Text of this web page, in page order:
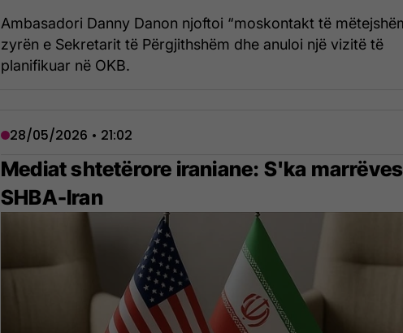
Ambasadori Danny Danon njoftoi “moskontakt të
zyrën e Sekretarit të Përgjithshëm dhe anuloi një vizitë të
planifikuar në OKB.
28/05/2026 • 21:02
Mediat shtetërore iraniane: S'ka
SHBA-Iran